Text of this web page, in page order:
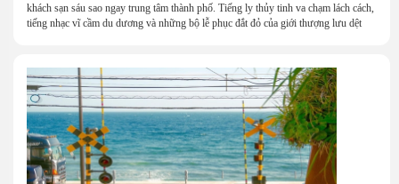
khách sạn sáu sao ngay trung tâm thành phố. Tiếng ly thủy tinh va chạm lách cách,
tiếng nhạc vĩ cầm du dương và những bộ lễ phục đắt đỏ của giới thượng lưu dệt